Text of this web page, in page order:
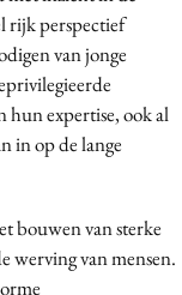
rijk perspectief
van jonge
hun expertise, ook al
in op de lange
bouwen van sterke
werving van mensen.